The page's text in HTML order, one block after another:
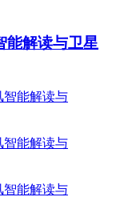
能解读与卫星